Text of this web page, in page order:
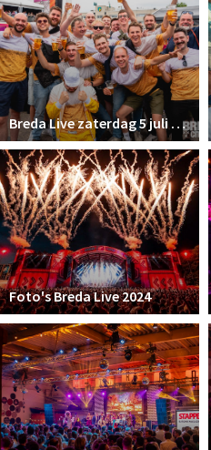
Natuurgebieden
Baroniepoorten
Sport
Privacy
Inloggen
Breda Live zaterdag 5 juli 2025
Foto's Breda Live 2024